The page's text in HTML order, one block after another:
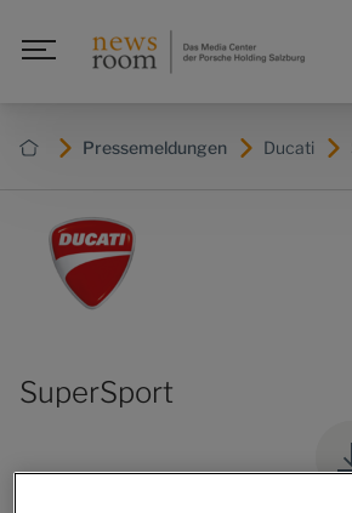
Pressemeldungen Ducati
SuperSport